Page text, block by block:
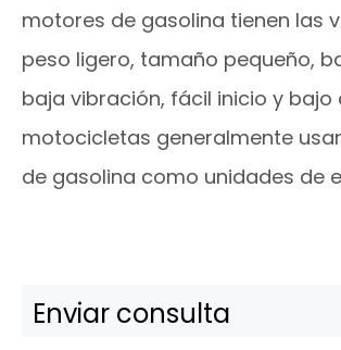
motores de gasolina tienen las
peso ligero, tamaño pequeño,
baja vibración, fácil inicio y bajo
motocicletas generalmente
de gasolina como unidades de
Enviar consulta